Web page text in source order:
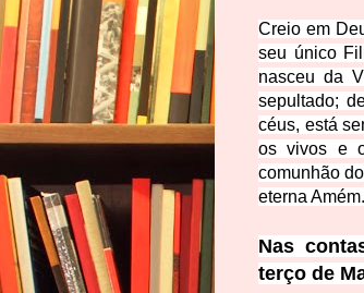
Creio em
seu único
nasceu da
sepultado;
céus, está
os vivos e
comunhão
eterna Amém.
Nas
terço de